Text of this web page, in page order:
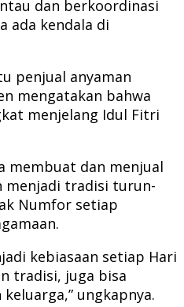
dan berkoordinasi
ada kendala di
penjual anyaman
mengatakan bahwa
menjelang Idul Fitri
membuat dan menjual
menjadi tradisi turun-
Numfor setiap
kebiasaan setiap Hari
tradisi, juga bisa
ungkapnya.